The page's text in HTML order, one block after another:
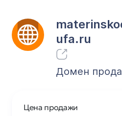
ufa.ru
Домен
Цена продажи